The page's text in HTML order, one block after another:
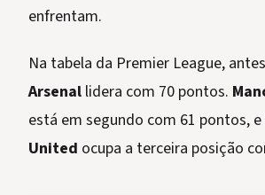
enfrentam.
Na tabela da Premier League,
Arsenal lidera com 70 pontos.
está em segundo com 61 pontos, e
United ocupa a terceira posição